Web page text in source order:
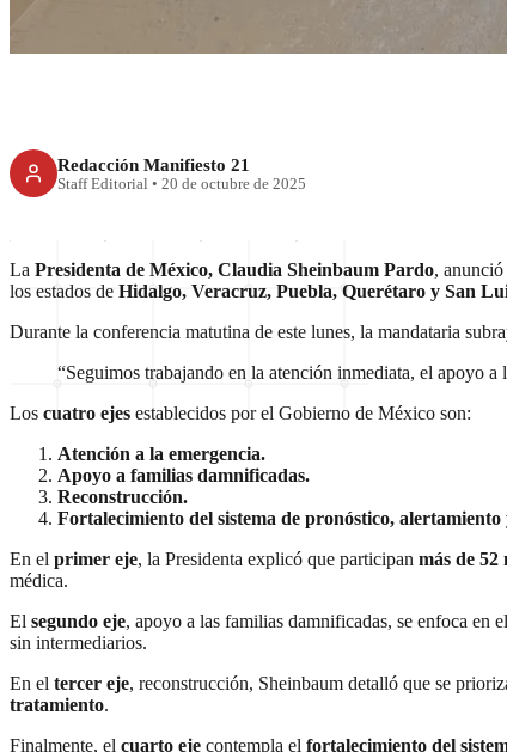
Redacción Manifiesto 21
Staff Editorial • 20 de octubre de 2025
La Presidenta de México, Claudia Sheinbaum Pardo,
los estados de Hidalgo, Veracruz, Puebla, Querétaro y San
Durante la conferencia matutina de este lunes, la mandataria
“Seguimos trabajando en la atención inmediata, el apoyo
Los cuatro ejes establecidos por el Gobierno de México son:
Atención a la emergencia.
Apoyo a familias damnificadas.
Reconstrucción.
Fortalecimiento del sistema de pronóstico, alertamiento
En el primer eje, la Presidenta explicó que participan más de
médica.
El segundo eje, apoyo a las familias damnificadas, se enfoca en el
sin intermediarios.
En el tercer eje, reconstrucción, Sheinbaum detalló que se
tratamiento.
Finalmente, el cuarto eje contempla el fortalecimiento del